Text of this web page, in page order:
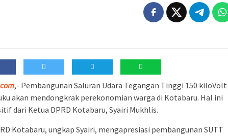
,- Pembangunan Saluran Udara Tegangan Tinggi 150 kiloVolt
akan mendongkrak perekonomian warga di Kotabaru. Hal ini
dari Ketua DPRD Kotabaru, Syairi Mukhlis.
Kotabaru, ungkap Syairi, mengapresiasi pembangunan SUTT